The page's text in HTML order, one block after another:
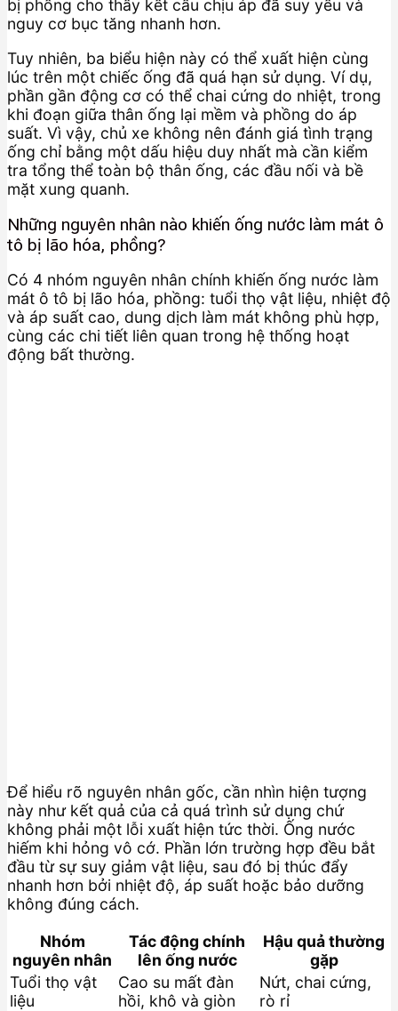
bị phồng cho thấy kết cấu chịu áp đã suy yếu và
nguy cơ bục tăng nhanh hơn.
Tuy nhiên, ba biểu hiện này có thể xuất hiện cùng
lúc trên một chiếc ống đã quá hạn sử dụng. Ví dụ,
phần gần động cơ có thể chai cứng do nhiệt, trong
khi đoạn giữa thân ống lại mềm và phồng do áp
suất. Vì vậy, chủ xe không nên đánh giá tình trạng
ống chỉ bằng một dấu hiệu duy nhất mà cần kiểm
tra tổng thể toàn bộ thân ống, các đầu nối và bề
mặt xung quanh.
Những nguyên nhân nào khiến ống nước làm mát ô
tô bị lão hóa, phồng?
Có 4 nhóm nguyên nhân chính khiến ống nước làm
mát ô tô bị lão hóa, phồng: tuổi thọ vật liệu, nhiệt độ
và áp suất cao, dung dịch làm mát không phù hợp,
cùng các chi tiết liên quan trong hệ thống hoạt
động bất thường.
Để hiểu rõ nguyên nhân gốc, cần nhìn hiện tượng
này như kết quả của cả quá trình sử dụng chứ
không phải một lỗi xuất hiện tức thời. Ống nước
hiếm khi hỏng vô cớ. Phần lớn trường hợp đều bắt
đầu từ sự suy giảm vật liệu, sau đó bị thúc đẩy
nhanh hơn bởi nhiệt độ, áp suất hoặc bảo dưỡng
không đúng cách.
Nhóm
nguyên nhân
Tác động chính
lên ống nước
Hậu quả thường
gặp
Tuổi thọ vật
liệu
Cao su mất đàn
hồi, khô và giòn
Nứt, chai cứng,
rò rỉ